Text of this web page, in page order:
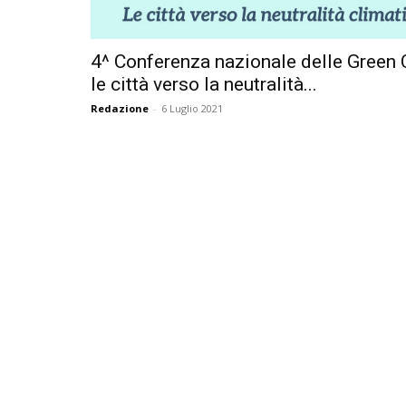
4^ Conferenza nazionale delle Green
le città verso la neutralità...
Redazione - 6 Luglio 2021